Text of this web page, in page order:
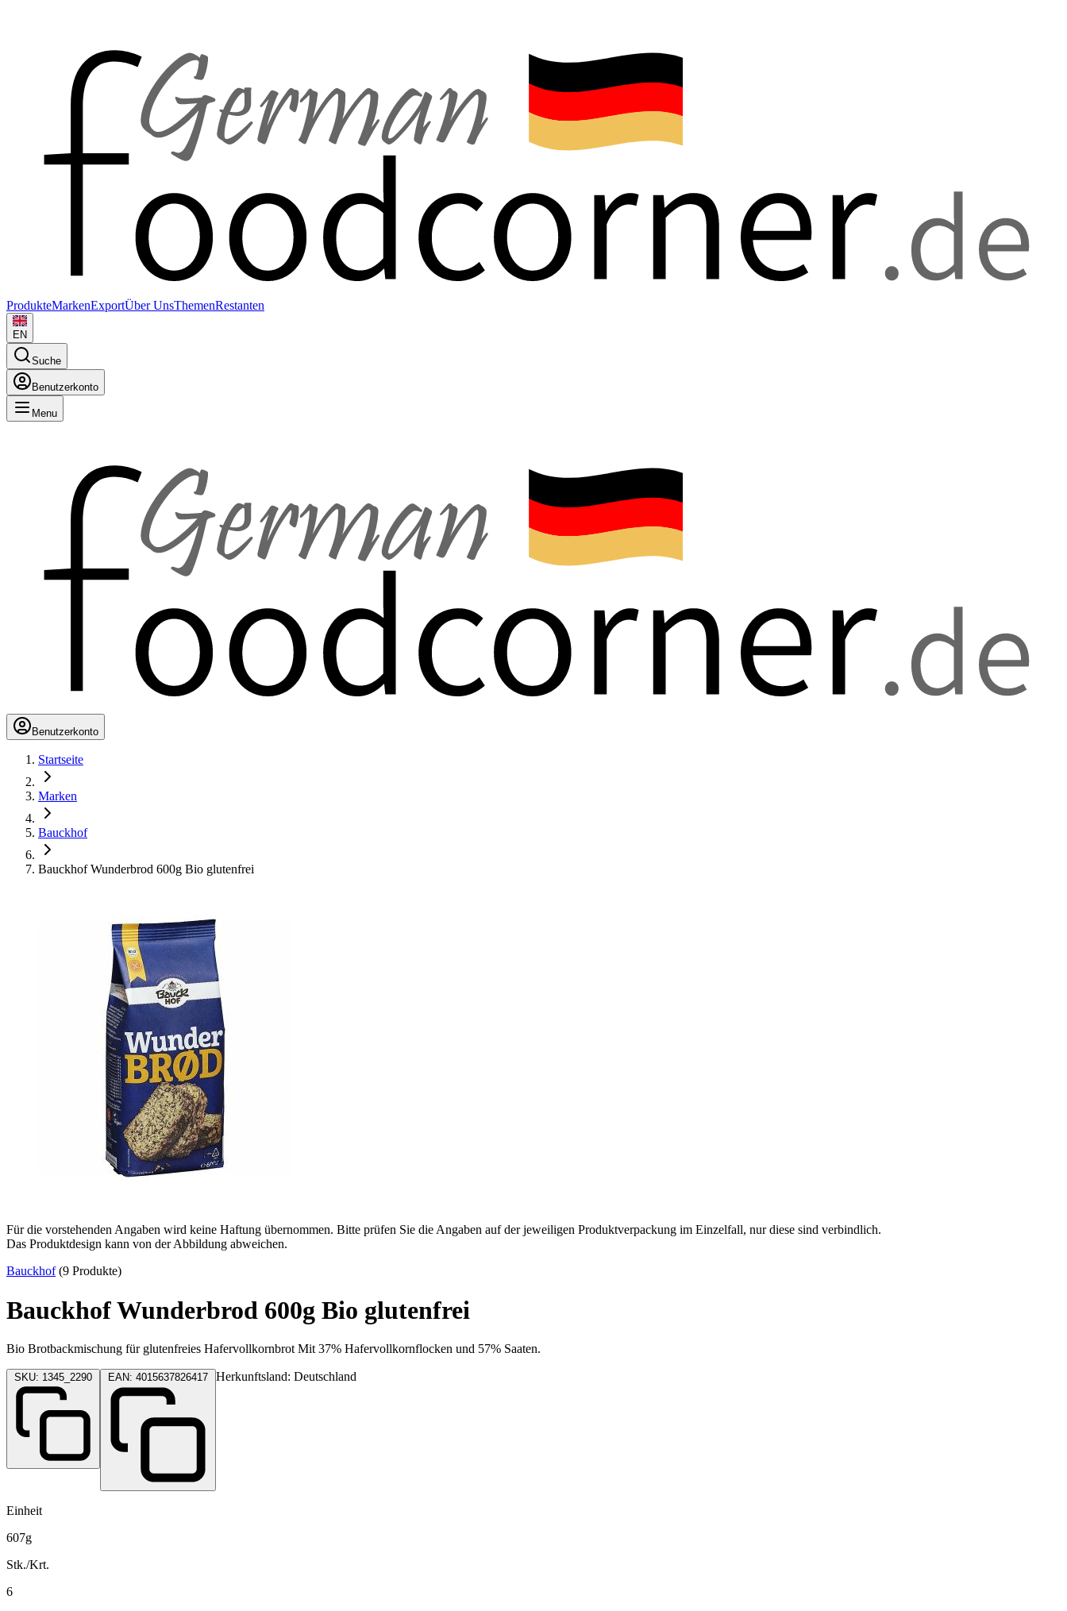
ProdukteMarkenExportÜber UnsThemenRestanten
EN
Suche
Benutzerkonto
Menu
Benutzerkonto
Startseite
Marken
Bauckhof
Bauckhof Wunderbrod 600g Bio glutenfrei
Für die vorstehenden Angaben wird keine Haftung übernommen. Bitte prüfen Sie die Angaben auf der jeweiligen Produktverpackung im Einzelfall, nur diese sind verbindlich.
Das Produktdesign kann von der Abbildung abweichen.
Bauckhof(9 Produkte)
Bauckhof Wunderbrod 600g Bio glutenfrei
Bio Brotbackmischung für glutenfreies Hafervollkornbrot Mit 37% Hafervollkornflocken und 57% Saaten.
Herkunftsland: Deutschland
Einheit
607g
Stk./Krt.
6